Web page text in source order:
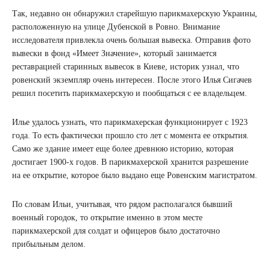
Так, недавно он обнаружил старейшую парикмахерскую Украины,
расположенную на улице Дубенской в Ровно. Внимание
исследователя привлекла очень большая вывеска. Отправив фото
вывески в фонд «Имеет Значение», который занимается
реставрацией старинных вывесок в Киеве, историк узнал, что
ровенский экземпляр очень интересен. После этого Илья Сигачев
решил посетить парикмахерскую и пообщаться с ее владельцем.
Илье удалось узнать, что парикмахерская функционирует с 1923
года. То есть фактически прошло сто лет с момента ее открытия.
Само же здание имеет еще более древнюю историю, которая
достигает 1900-х годов. В парикмахерской хранится разрешение
на ее открытие, которое было выдано еще Ровенским магистратом.
По словам Ильи, учитывая, что рядом располагался бывший
военный городок, то открытие именно в этом месте
парикмахерской для солдат и офицеров было достаточно
прибыльным делом.